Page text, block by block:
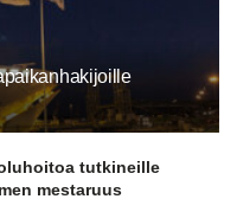
tutkineille
mestaruus